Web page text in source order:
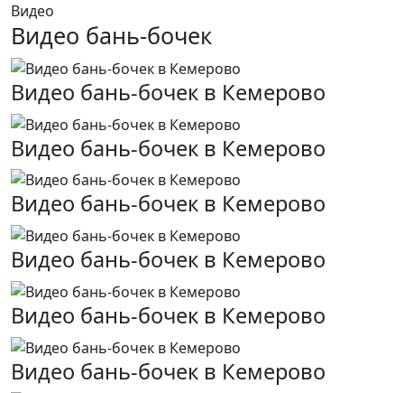
Видео
Видео бань-бочек
Видео бань-бочек в Кемерово
Видео бань-бочек в Кемерово
Видео бань-бочек в Кемерово
Видео бань-бочек в Кемерово
Видео бань-бочек в Кемерово
Видео бань-бочек в Кемерово